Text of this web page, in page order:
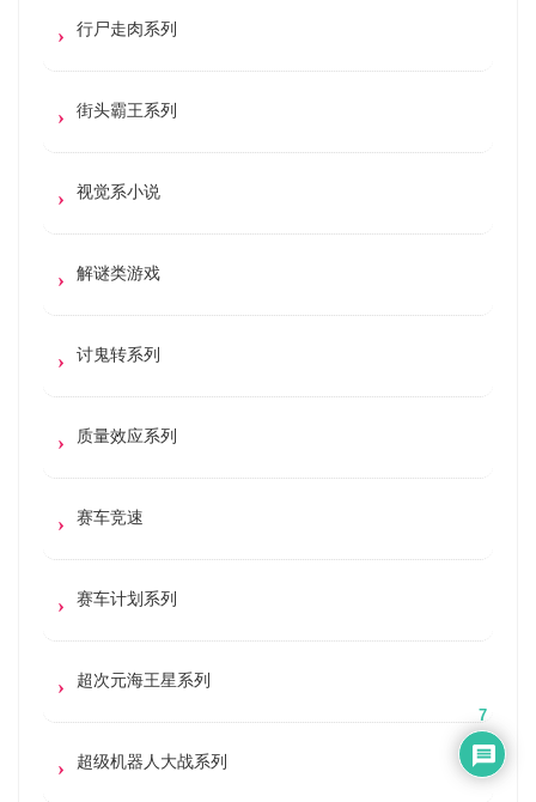
行尸走肉系列
街头霸王系列
视觉系小说
解谜类游戏
讨鬼转系列
质量效应系列
赛车竞速
赛车计划系列
超次元海王星系列
超级机器人大战系列
7